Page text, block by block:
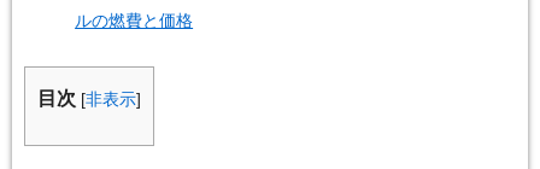
ルの燃費と価格
目次 [非表示]